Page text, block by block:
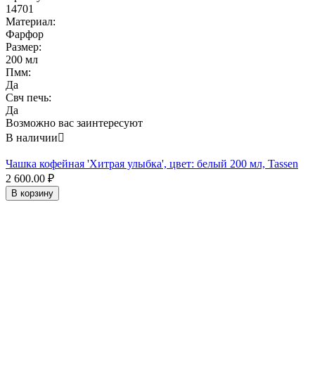
14701
Материал:
Фарфор
Размер:
200 мл
Пмм:
Да
Свч печь:
Да
Возможно вас заинтересуют
В наличии
Чашка кофейная 'Хитрая улыбка', цвет: белый 200 мл, Tassen
2 600.00 ₽
В корзину